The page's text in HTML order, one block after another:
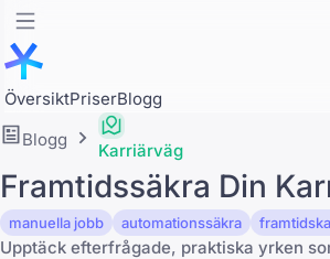
ÖversiktPriserBlogg
Blogg
Karriärväg
Framtidssäkra Din
manuella jobb automationssäkra
Upptäck efterfrågade, praktiska yrken